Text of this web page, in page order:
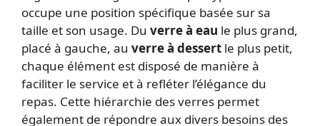
occupe une position spécifique basée sur sa
taille et son usage. Du verre à eau le plus grand,
placé à gauche, au verre à dessert le plus petit,
chaque élément est disposé de manière à
faciliter le service et à refléter l’élégance du
repas. Cette hiérarchie des verres permet
également de répondre aux divers besoins des